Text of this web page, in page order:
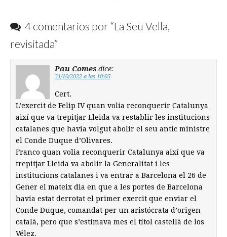
4 comentarios por “La Seu Vella,
revisitada”
Pau Comes dice:
31/10/2022 a las 10:05
Cert.
L’exercit de Felip IV quan volia reconquerir Catalunya
així que va trepitjar Lleida va restablir les institucions
catalanes que havia volgut abolir el seu antic ministre
el Conde Duque d’Olivares.
Franco quan volia reconquerir Catalunya així que va
trepitjar Lleida va abolir la Generalitat i les
institucions catalanes i va entrar a Barcelona el 26 de
Gener el mateix dia en que a les portes de Barcelona
havia estat derrotat el primer exercit que enviar el
Conde Duque, comandat per un aristócrata d’origen
català, pero que s’estimava mes el títol castellà de los
Vélez.